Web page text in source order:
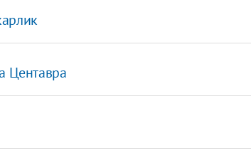
Центавра